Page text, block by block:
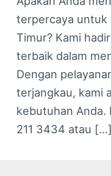
terpercaya untuk
Timur? Kami
terbaik dalam
Dengan
terjangkau, kami
kebutuhan Anda.
211 3434 atau […]